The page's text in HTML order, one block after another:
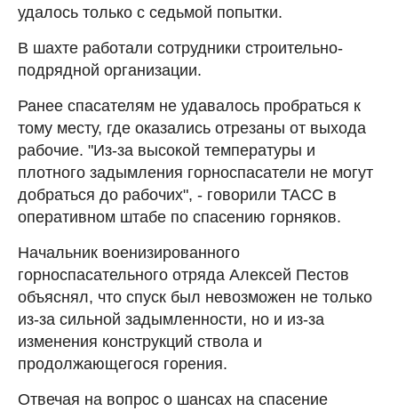
удалось только с седьмой попытки.
В шахте работали сотрудники строительно-
подрядной организации.
Ранее спасателям не удавалось пробраться к
тому месту, где оказались отрезаны от выхода
рабочие. "Из-за высокой температуры и
плотного задымления горноспасатели не могут
добраться до рабочих", - говорили ТАСС в
оперативном штабе по спасению горняков.
Начальник военизированного
горноспасательного отряда Алексей Пестов
объяснял, что спуск был невозможен не только
из-за сильной задымленности, но и из-за
изменения конструкций ствола и
продолжающегося горения.
Отвечая на вопрос о шансах на спасение